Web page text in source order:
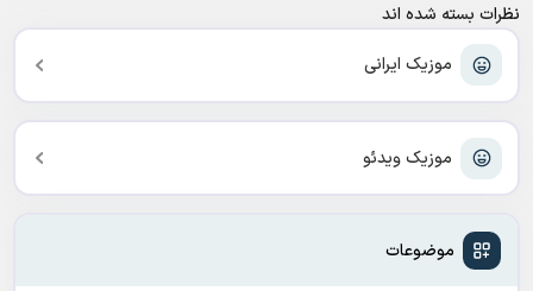
موزیک ایرانی
موزیک ویدئو
موضوعات
نظرات بسته شده اند